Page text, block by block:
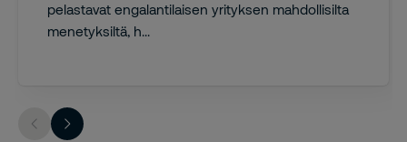
pelastavat engalantilaisen yrityksen mahdollisilta
menetyksiltä, h...